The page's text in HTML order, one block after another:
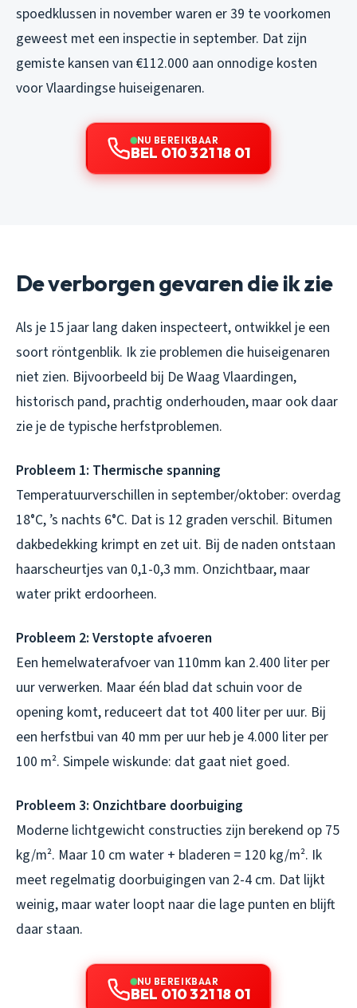
spoedklussen in november waren er 39 te voorkomen
geweest met een inspectie in september. Dat zijn
gemiste kansen van €112.000 aan onnodige kosten
voor Vlaardingse huiseigenaren.
NU BEREIKBAAR
BEL 010 321 18 01
De verborgen gevaren die ik zie
Als je 15 jaar lang daken inspecteert, ontwikkel je een
soort röntgenblik. Ik zie problemen die huiseigenaren
niet zien. Bijvoorbeeld bij De Waag Vlaardingen,
historisch pand, prachtig onderhouden, maar ook daar
zie je de typische herfstproblemen.
Probleem 1: Thermische spanning
Temperatuurverschillen in september/oktober: overdag
18°C, ’s nachts 6°C. Dat is 12 graden verschil. Bitumen
dakbedekking krimpt en zet uit. Bij de naden ontstaan
haarscheurtjes van 0,1-0,3 mm. Onzichtbaar, maar
water prikt erdoorheen.
Probleem 2: Verstopte afvoeren
Een hemelwaterafvoer van 110mm kan 2.400 liter per
uur verwerken. Maar één blad dat schuin voor de
opening komt, reduceert dat tot 400 liter per uur. Bij
een herfstbui van 40 mm per uur heb je 4.000 liter per
100 m². Simpele wiskunde: dat gaat niet goed.
Probleem 3: Onzichtbare doorbuiging
Moderne lichtgewicht constructies zijn berekend op 75
kg/m². Maar 10 cm water + bladeren = 120 kg/m². Ik
meet regelmatig doorbuigingen van 2-4 cm. Dat lijkt
weinig, maar water loopt naar die lage punten en blijft
daar staan.
NU BEREIKBAAR
BEL 010 321 18 01